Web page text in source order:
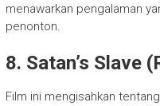
menawarkan pengalaman
penonton.
8. Satan’s Slave
Film ini mengisahkan